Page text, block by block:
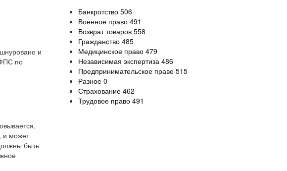
и
по
и может
быть
Банкротство 506
Военное право 491
Возврат товаров 558
Гражданство 485
Медицинское право 479
Независимая экспертиза 486
Предпринимательское право 515
Разное 0
Страхование 462
Трудовое право 491